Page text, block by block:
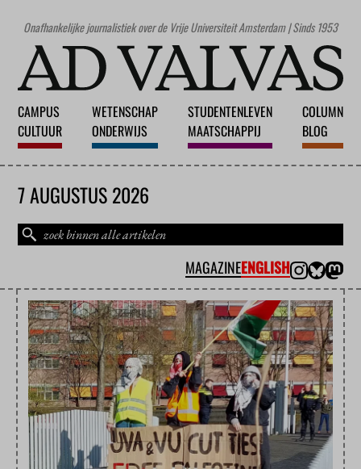
Onafhankelijke journalistiek over de Vrije Universiteit Amsterdam | Sinds 1953
CAMPUS
CULTUUR
WETENSCHAP
ONDERWIJS
STUDENTENLEVEN
MAATSCHAPPIJ
COLUMN
BLOG
7 AUGUSTUS 2026
MAGAZINEENGLISH